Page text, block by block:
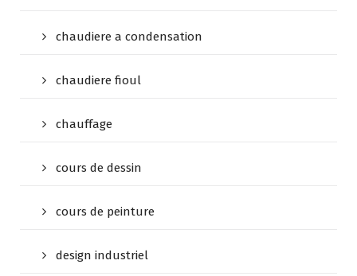
chaudiere a condensation
chaudiere fioul
chauffage
cours de dessin
cours de peinture
design industriel